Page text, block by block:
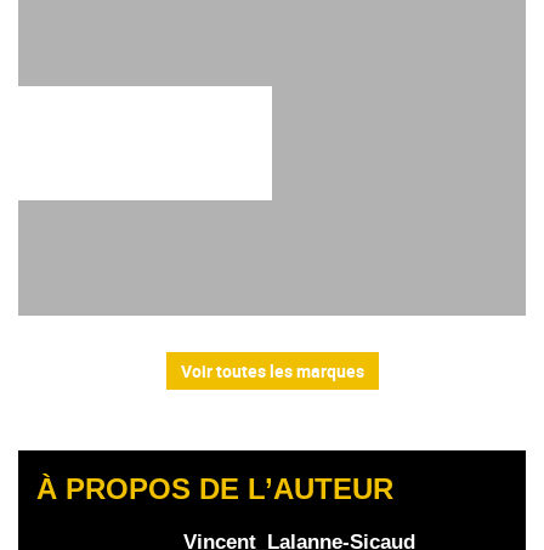
Voir toutes les marques
À PROPOS DE L’AUTEUR
Vincent_Lalanne-Sicaud